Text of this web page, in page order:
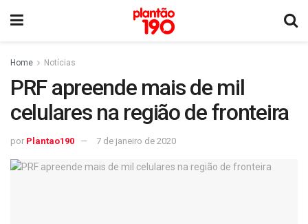
Home Notícias
PRF apreende mais de mil
celulares na região de fronteira
por Plantao190 7 de janeiro de 2020